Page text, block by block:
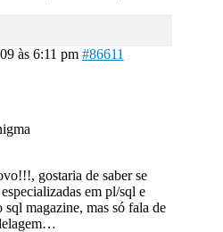
às 6:11 pm #86611
gostaria de saber se
em pl/sql e
sql magazine, mas só fala de